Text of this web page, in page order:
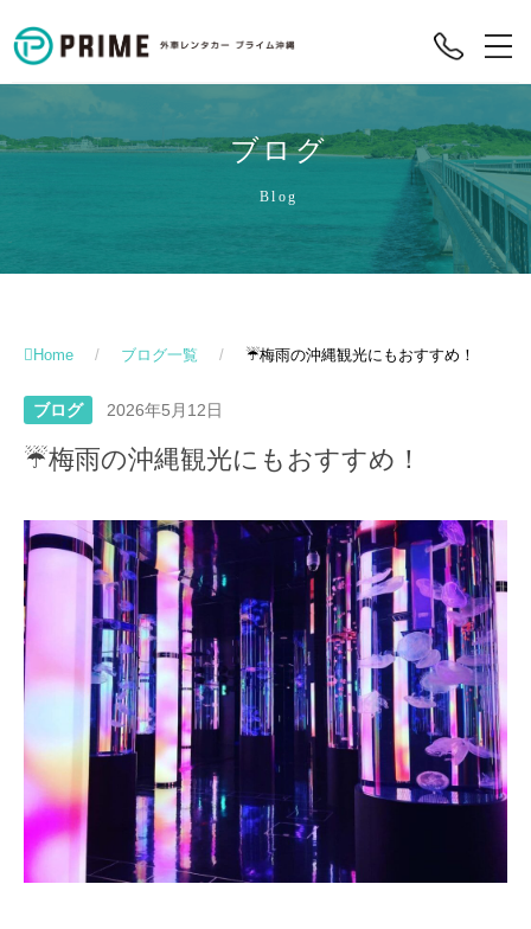
ブログ
Blog
Home / ブログ一覧 / ☔梅雨の沖縄観光にもおすすめ！
ブログ 2026年5月12日
☔梅雨の沖縄観光にもおすすめ！